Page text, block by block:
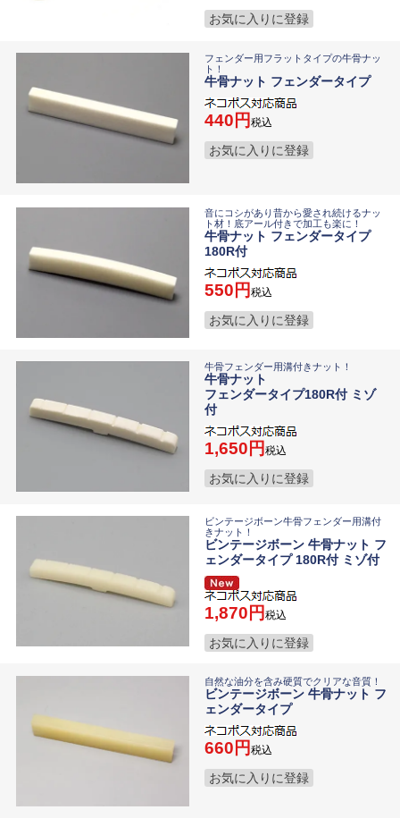
お気に入りに登録
フェンダー用フラットタイプの牛骨ナッ
ト！
牛骨ナット フェンダータイプ
440 税込
お気に入りに登録
音にコシがあり昔から愛され続けるナッ
ト材！底アール付きで加工も楽に！
牛骨ナット フェンダータイプ
180R付
550 税込
お気に入りに登録
牛骨フェンダー用溝付きナット！
牛骨ナット
フェンダータイプ180R付 ミゾ
付
1,650 税込
お気に入りに登録
ビンテージボーン牛骨フェンダー用溝付
きナット！
ビンテージボーン 牛骨ナット フ
ェンダータイプ 180R付 ミゾ付
1,870 税込
お気に入りに登録
自然な油分を含み硬質でクリアな音質！
ビンテージボーン 牛骨ナット フ
ェンダータイプ
660 税込
お気に入りに登録